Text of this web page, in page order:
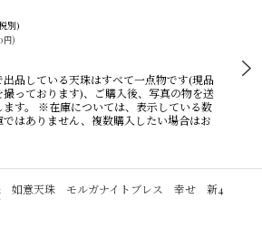
別)
円)
品している天珠はすべて一点物です(現品
撮っております)、ご購入後、写真の物を送
ます。 ※在庫については、表示している数
ではありません、複数購入したい場合はお
如意天珠 モルガナイトブレス 幸せ 新4